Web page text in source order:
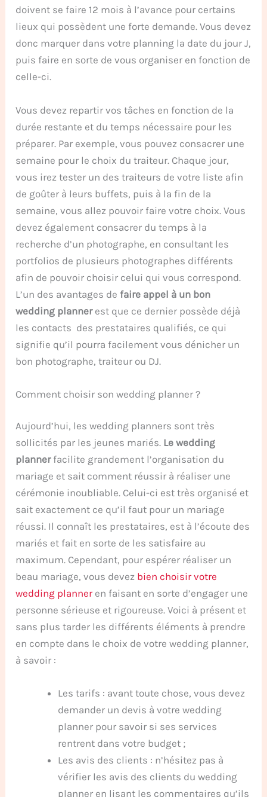
doivent se faire 12 mois à l’avance pour certains
lieux qui possèdent une forte demande. Vous devez
donc marquer dans votre planning la date du jour J,
puis faire en sorte de vous organiser en fonction de
celle-ci.
Vous devez repartir vos tâches en fonction de la
durée restante et du temps nécessaire pour les
préparer. Par exemple, vous pouvez consacrer une
semaine pour le choix du traiteur. Chaque jour,
vous irez tester un des traiteurs de votre liste afin
de goûter à leurs buffets, puis à la fin de la
semaine, vous allez pouvoir faire votre choix. Vous
devez également consacrer du temps à la
recherche d’un photographe, en consultant les
portfolios de plusieurs photographes différents
afin de pouvoir choisir celui qui vous correspond.
L’un des avantages de faire appel à un bon
wedding plannerest que ce dernier possède déjà
les contacts des prestataires qualifiés, ce qui
signifie qu’il pourra facilement vous dénicher un
bon photographe, traiteur ou DJ.
Comment choisir son wedding planner ?
Aujourd’hui, les wedding planners sont très
sollicités par les jeunes mariés. Le wedding
planner facilite grandement l’organisation du
mariage et sait comment réussir à réaliser une
cérémonie inoubliable. Celui-ci est très organisé et
sait exactement ce qu’il faut pour un mariage
réussi. Il connaît les prestataires, est à l’écoute des
mariés et fait en sorte de les satisfaire au
maximum. Cependant, pour espérer réaliser un
beau mariage, vous devez bien choisir votre
wedding planneren faisant en sorte d’engager une
personne sérieuse et rigoureuse. Voici à présent et
sans plus tarder les différents éléments à prendre
en compte dans le choix de votre wedding planner,
à savoir :
Les tarifs : avant toute chose, vous devez
demander un devis à votre wedding
planner pour savoir si ses services
rentrent dans votre budget ;
Les avis des clients : n’hésitez pas à
vérifier les avis des clients du wedding
planner en lisant les commentaires qu’ils